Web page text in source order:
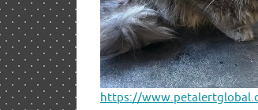
https://